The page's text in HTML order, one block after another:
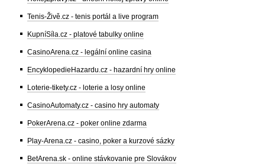
Tenis-Živě.cz - tenis portál a live program
KupníSíla.cz - platové tabulky online
CasinoArena.cz - legální online casina
EncyklopedieHazardu.cz - hazardní hry online
Loterie-tikety.cz - loterie a losy online
CasinoAutomaty.cz - casino hry automaty
PokerArena.cz - poker online zdarma
Play-Arena.cz - casino, poker a kurzové sázky
BetArena.sk - online stávkovanie pre Slovákov